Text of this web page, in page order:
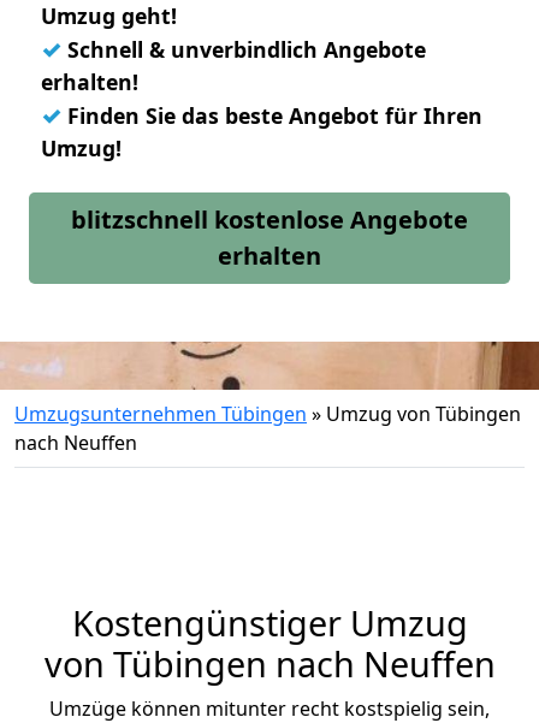
Umzug geht!
✓ Schnell & unverbindlich Angebote
erhalten!
✓ Finden Sie das beste Angebot für Ihren
Umzug!
blitzschnell kostenlose Angebote
erhalten
Umzugsunternehmen Tübingen » Umzug von Tübingen
nach Neuffen
Kostengünstiger Umzug
von Tübingen nach Neuffen
Umzüge können mitunter recht kostspielig sein,